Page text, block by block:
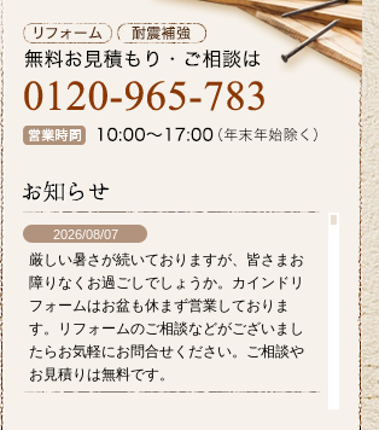
2026/08/07
厳しい暑さが続いておりますが、皆さまお
障りなくお過ごしでしょうか。カインドリ
フォームはお盆も休まず営業しておりま
す。リフォームのご相談などがございまし
たらお気軽にお問合せください。ご相談や
お見積りは無料です。